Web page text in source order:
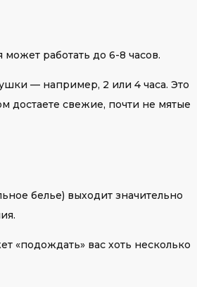
работать до 6-8 часов.
— например, 2 или 4 часа. Это
достаете свежие, почти не мятые
белье) выходит значительно
«подождать» вас хоть несколько